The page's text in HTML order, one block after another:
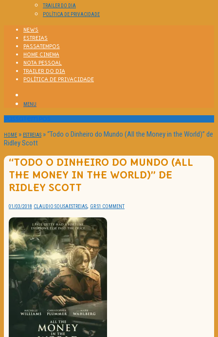
TRAILER DO DIA
POLÍTICA DE PRIVACIDADE
NEWS
ESTREIAS
PASSATEMPOS
HOME CINEMA
NOTA PESSOAL
TRAILER DO DIA
POLÍTICA DE PRIVACIDADE
MENU
Passatempos
HOME » ESTREIAS »“Todo o Dinheiro do Mundo (All the Money in the World)” de
Ridley Scott
“TODO O DINHEIRO DO MUNDO (ALL
THE MONEY IN THE WORLD)” DE
RIDLEY SCOTT
01/03/2018 CLAUDIO SOUSAESTREIAS, GR S1 COMMENT